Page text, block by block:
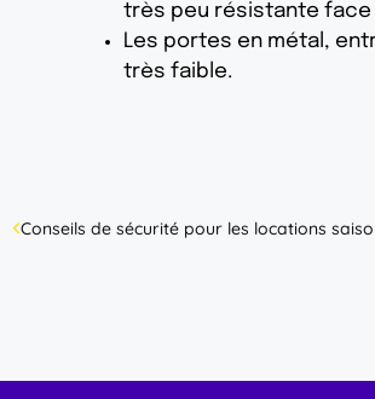
très peu résistante
Les portes en métal,
très faible.
Conseils de sécurité pour les locations